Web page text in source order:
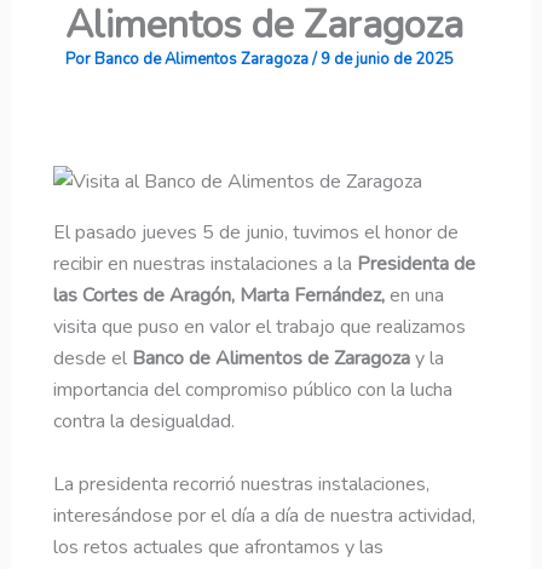
Alimentos de Zaragoza
PorBanco de Alimentos Zaragoza/9 de junio de 2025
El pasado jueves 5 de junio, tuvimos el honor de
recibir en nuestras instalaciones a la Presidenta de
las Cortes de Aragón, Marta Fernández,en una
visita que puso en valor el trabajo que realizamos
desde el Banco de Alimentos de Zaragozay la
importancia del compromiso público con la lucha
contra la desigualdad.
La presidenta recorrió nuestras instalaciones,
interesándose por el día a día de nuestra actividad,
los retos actuales que afrontamos y las